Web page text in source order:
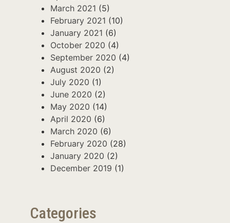
March 2021 (5)
February 2021 (10)
January 2021 (6)
October 2020 (4)
September 2020 (4)
August 2020 (2)
July 2020 (1)
June 2020 (2)
May 2020 (14)
April 2020 (6)
March 2020 (6)
February 2020 (28)
January 2020 (2)
December 2019 (1)
Categories